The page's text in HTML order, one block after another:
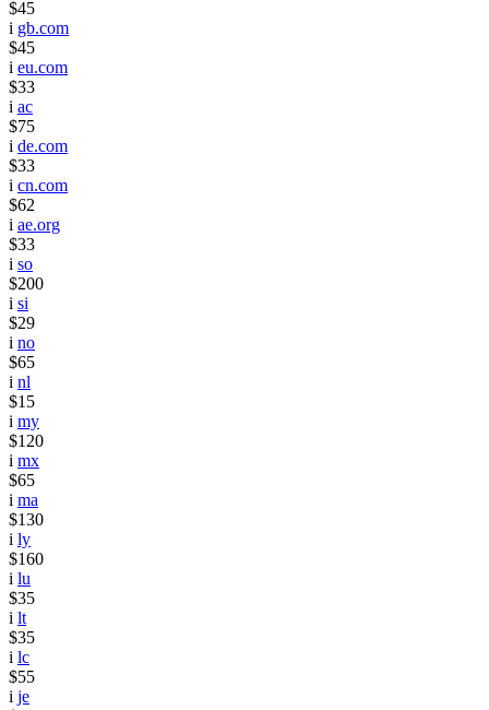
$45
i gb.com
$45
i eu.com
$33
i ac
$75
i de.com
$33
i cn.com
$62
i ae.org
$33
i so
$200
i si
$29
i no
$65
i nl
$15
i my
$120
i mx
$65
i ma
$130
i ly
$160
i lu
$35
i lt
$35
i lc
$55
i je